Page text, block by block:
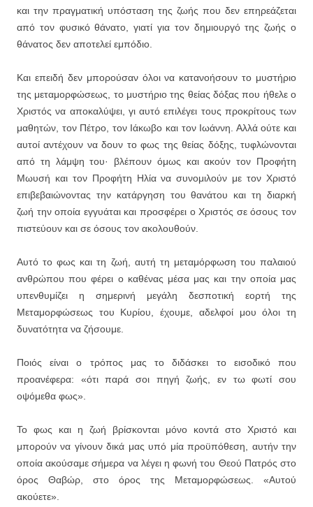
και την πραγματική υπόσταση της ζωής που δεν επηρεάζεται
από τον φυσικό θάνατο, γιατί για τον δημιουργό της ζωής ο
θάνατος δεν αποτελεί εμπόδιο.
Και επειδή δεν μπορούσαν όλοι να κατανοήσουν το μυστήριο
της μεταμορφώσεως, το μυστήριο της θείας δόξας που ήθελε ο
Χριστός να αποκαλύψει, γι αυτό επιλέγει τους προκρίτους των
μαθητών, τον Πέτρο, τον Ιάκωβο και τον Ιωάννη. Αλλά ούτε και
αυτοί αντέχουν να δουν το φως της θείας δόξης, τυφλώνονται
από τη λάμψη του· βλέπουν όμως και ακούν τον Προφήτη
Μωυσή και τον Προφήτη Ηλία να συνομιλούν με τον Χριστό
επιβεβαιώνοντας την κατάργηση του θανάτου και τη διαρκή
ζωή την οποία εγγυάται και προσφέρει ο Χριστός σε όσους τον
πιστεύουν και σε όσους τον ακολουθούν.
Αυτό το φως και τη ζωή, αυτή τη μεταμόρφωση του παλαιού
ανθρώπου που φέρει ο καθένας μέσα μας και την οποία μας
υπενθυμίζει η σημερινή μεγάλη δεσποτική εορτή της
Μεταμορφώσεως του Κυρίου, έχουμε, αδελφοί μου όλοι τη
δυνατότητα να ζήσουμε.
Ποιός είναι ο τρόπος μας το διδάσκει το εισοδικό που
προανέφερα: «ότι παρά σοι πηγή ζωής, εν τω φωτί σου
οψόμεθα φως».
Το φως και η ζωή βρίσκονται μόνο κοντά στο Χριστό και
μπορούν να γίνουν δικά μας υπό μία προϋπόθεση, αυτήν την
οποία ακούσαμε σήμερα να λέγει η φωνή του Θεού Πατρός στο
όρος Θαβώρ, στο όρος της Μεταμορφώσεως. «Αυτού
ακούετε».